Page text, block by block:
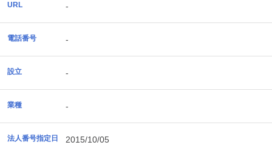
URL -
電話番号 -
設立 -
業種 -
法人番号指定日 2015/10/05